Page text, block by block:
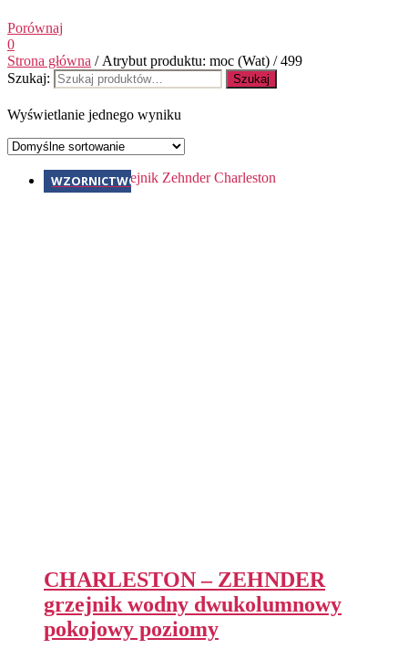
Porównaj
0
Strona główna / Atrybut produktu: moc (Wat) / 499
Szukaj:
Szukaj
Wyświetlanie jednego wyniku
WZORNICTWO
CHARLESTON – ZEHNDER
grzejnik wodny dwukolumnowy
pokojowy poziomy